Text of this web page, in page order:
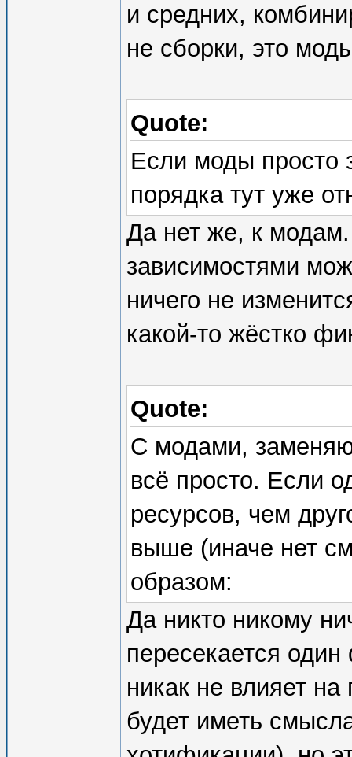
и средних,
не сборки, это
Quote:
Если моды просто
порядка тут уже
Да нет же, к
зависимостями
ничего не
какой-то жёстко
Quote:
С модами,
всё просто. Если
ресурсов, чем
выше (иначе нет
образом:
Да никто никому
пересекается
никак не влияет
будет иметь